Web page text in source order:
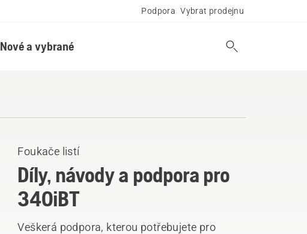
Podpora Vybrat prodejnu
Nové a vybrané
Foukače listí
Díly, návody a podpora pro
340iBT
Veškerá podpora, kterou potřebujete pro